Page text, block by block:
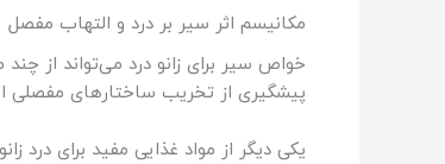
مکانیسم اثر سیر بر درد و التهاب مفصل
خواص سیر برای زانو درد می‌تواند از
پیشگیری از تخریب ساختارهای مفصلی
یکی دیگر از مواد غذایی مفید برای درد